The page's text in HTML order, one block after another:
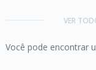
VER
Você pode encontrar